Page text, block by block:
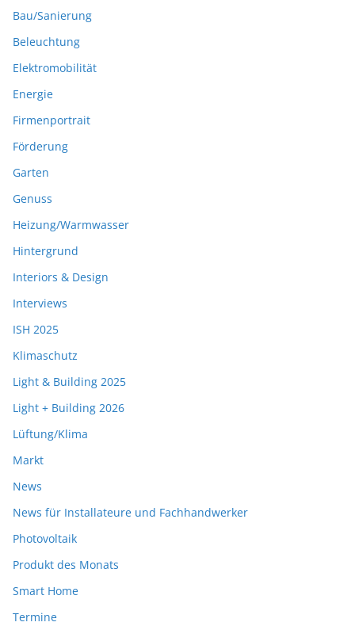
Bau/Sanierung
Beleuchtung
Elektromobilität
Energie
Firmenportrait
Förderung
Garten
Genuss
Heizung/Warmwasser
Hintergrund
Interiors & Design
Interviews
ISH 2025
Klimaschutz
Light & Building 2025
Light + Building 2026
Lüftung/Klima
Markt
News
News für Installateure und Fachhandwerker
Photovoltaik
Produkt des Monats
Smart Home
Termine